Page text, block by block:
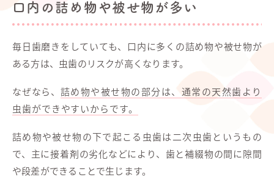
口内の詰め物や被せ物が多い
毎日歯磨きをしていても、口内に多くの詰め物や被せ物が
ある方は、虫歯のリスクが高くなります。
なぜなら、詰め物や被せ物の部分は、通常の天然歯より
虫歯ができやすいからです。
詰め物や被せ物の下で起こる虫歯は二次虫歯というもの
で、主に接着剤の劣化などにより、歯と補綴物の間に隙間
や段差ができることで生じます。